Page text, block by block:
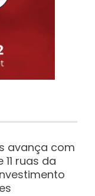
avança com
ruas da